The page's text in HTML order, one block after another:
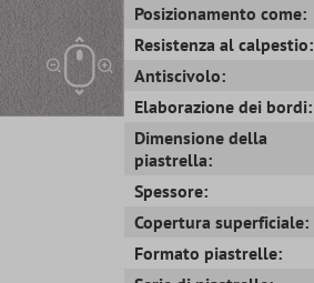
Posizionamento come:
Resistenza al calpestio:
Antiscivolo:
Elaborazione dei bordi:
Dimensione della
piastrella:
Spessore:
Copertura superficiale:
Formato piastrelle: